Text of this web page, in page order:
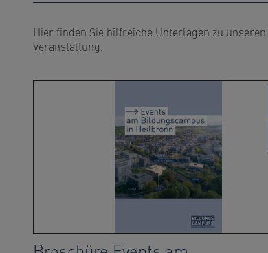
Hier finden Sie hilfreiche Unterlagen zu
Veranstaltung.